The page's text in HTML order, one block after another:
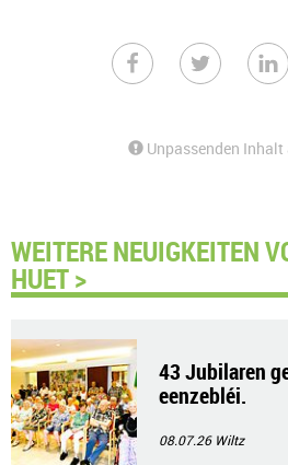
Unpassenden Inhalt
WEITERE NEUIGKEITEN
HUET >
43 Jubilaren
eenzebléi.
08.07.26 Wiltz